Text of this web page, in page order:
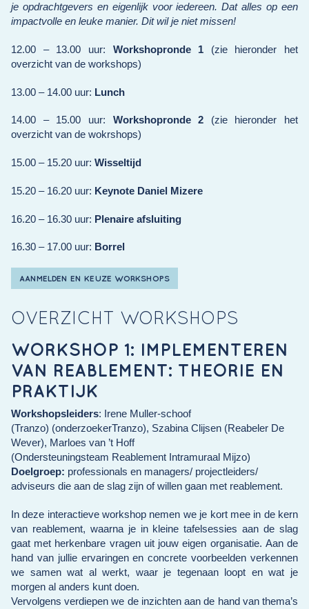
je opdrachtgevers en eigenlijk voor iedereen. Dat alles op een
impactvolle en leuke manier. Dit wil je niet missen!
12.00 – 13.00 uur: Workshopronde 1 (zie hieronder het
overzicht van de workshops)
13.00 – 14.00 uur: Lunch
14.00 – 15.00 uur: Workshopronde 2 (zie hieronder het
overzicht van de wokrshops)
15.00 – 15.20 uur: Wisseltijd
15.20 – 16.20 uur: Keynote Daniel Mizere
16.20 – 16.30 uur: Plenaire afsluiting
16.30 – 17.00 uur: Borrel
AANMELDEN EN KEUZE WORKSHOPS
OVERZICHT WORKSHOPS
WORKSHOP 1: IMPLEMENTEREN
VAN REABLEMENT: THEORIE EN
PRAKTIJK
Workshopsleiders: Irene Muller-schoof
(Tranzo) (onderzoekerTranzo), Szabina Clijsen (Reabeler De
Wever), Marloes van ’t Hoff
(Ondersteuningsteam Reablement Intramuraal Mijzo)
Doelgroep: professionals en managers/ projectleiders/
adviseurs die aan de slag zijn of willen gaan met reablement.
In deze interactieve workshop nemen we je kort mee in de kern
van reablement, waarna je in kleine tafelsessies aan de slag
gaat met herkenbare vragen uit jouw eigen organisatie. Aan de
hand van jullie ervaringen en concrete voorbeelden verkennen
we samen wat al werkt, waar je tegenaan loopt en wat je
morgen al anders kunt doen.
Vervolgens verdiepen we de inzichten aan de hand van thema’s